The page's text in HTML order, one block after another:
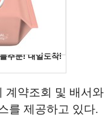
계약조회 및 배서와
를 제공하고 있다.